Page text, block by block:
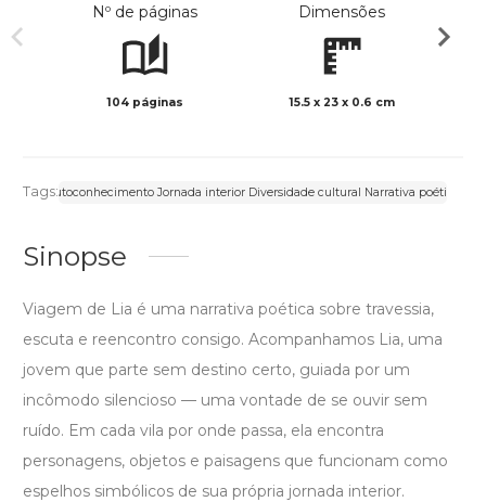
Nº de páginas
104 páginas
Dimensões
15.5 x 23 x 0.6 cm
Tags:Autoconhecimento Jornada interior Diversidade cultural Narrativa poética
Sinopse
Viagem de Lia é uma narrativa poética sobre travessia,
escuta e reencontro consigo. Acompanhamos Lia, uma
jovem que parte sem destino certo, guiada por um
incômodo silencioso — uma vontade de se ouvir sem
ruído. Em cada vila por onde passa, ela encontra
personagens, objetos e paisagens que funcionam como
espelhos simbólicos de sua própria jornada interior.